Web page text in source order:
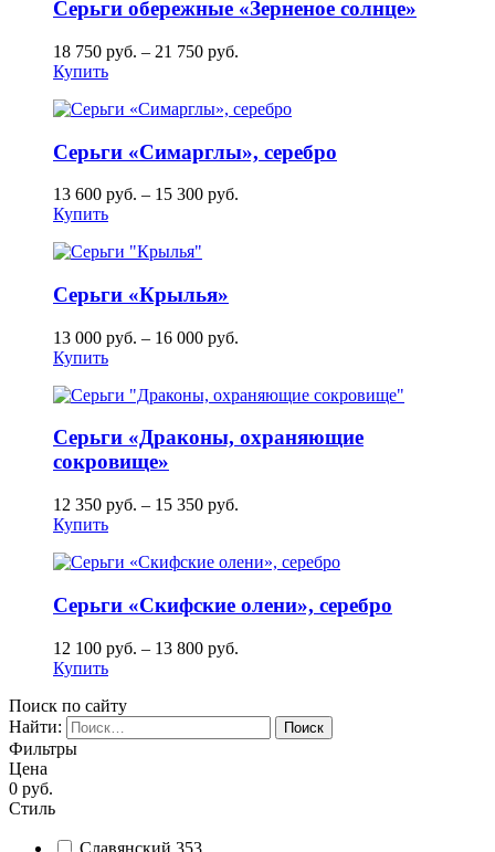
Серьги обережные «Зерненое солнце»
18 750 руб. – 21 750 руб.
Купить
Серьги «Симарглы», серебро
13 600 руб. – 15 300 руб.
Купить
Серьги «Крылья»
13 000 руб. – 16 000 руб.
Купить
Серьги «Драконы, охраняющие
сокровище»
12 350 руб. – 15 350 руб.
Купить
Серьги «Скифские олени», серебро
12 100 руб. – 13 800 руб.
Купить
Поиск по сайту
Найти:
Фильтры
Цена
0 руб.
Стиль
Славянский 353